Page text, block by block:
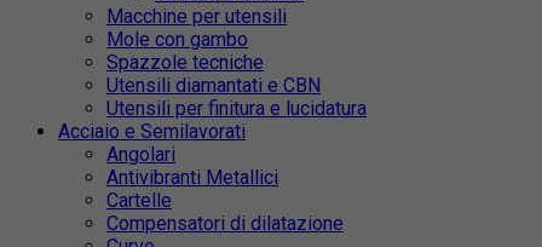
Macchine per utensili
Mole con gambo
Spazzole tecniche
Utensili diamantati e CBN
Utensili per finitura e lucidatura
Acciaio e Semilavorati
Angolari
Antivibranti Metallici
Cartelle
Compensatori di dilatazione